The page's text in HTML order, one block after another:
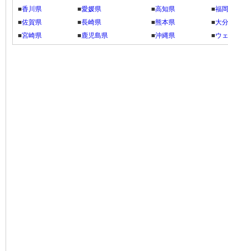
■香川県 ■愛媛県 ■高知県 ■福
■佐賀県 ■長崎県 ■熊本県 ■大
■宮崎県 ■鹿児島県 ■沖縄県 ■ウ